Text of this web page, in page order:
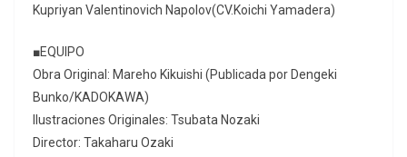
Kupriyan Valentinovich Napolov(CV.Koichi Yamadera)
■EQUIPO
Obra Original: Mareho Kikuishi (Publicada por Dengeki
Bunko/KADOKAWA)
Ilustraciones Originales: Tsubata Nozaki
Director: Takaharu Ozaki